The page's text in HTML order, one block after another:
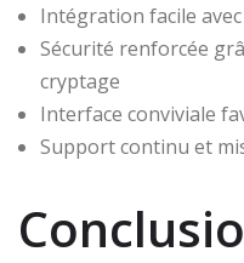
Intégration facile
Sécurité renforcée
cryptage
Interface conviviale
Support continu et